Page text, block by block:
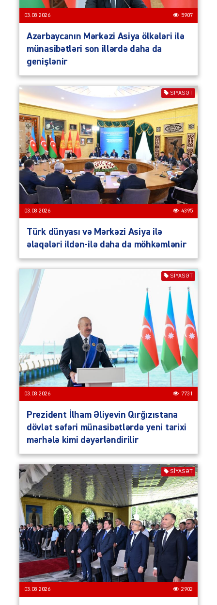
03.08.2026 5907
Azərbaycanın Mərkəzi Asiya ölkələri ilə
münasibətləri son illərdə daha da
genişlənir
SIYASƏT
03.08.2026 4395
Türk dünyası və Mərkəzi Asiya ilə
əlaqələri ildən-ilə daha da möhkəmlənir
SIYASƏT
03.08.2026 7731
Prezident İlham Əliyevin Qırğızıstana
dövlət səfəri münasibətlərdə yeni tarixi
mərhələ kimi dəyərləndirilir
SIYASƏT
03.08.2026 2902